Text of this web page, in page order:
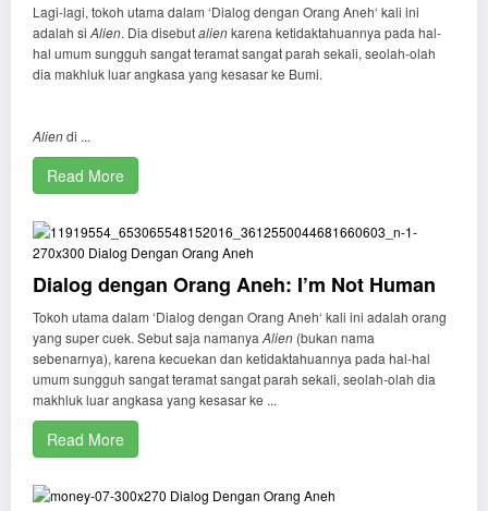
Lagi-lagi, tokoh utama dalam ‘Dialog dengan Orang Aneh‘ kali ini
adalah si Alien. Dia disebutalienkarena ketidaktahuannya pada hal-
hal umum sungguh sangat teramat sangat parah sekali, seolah-olah
dia makhluk luar angkasa yang kesasar ke Bumi.
Aliendi ...
Read More
Dialog dengan Orang Aneh: I’m Not Human
Tokoh utama dalam ‘Dialog dengan Orang Aneh‘ kali ini adalah orang
yang super cuek. Sebut saja namanya Alien (bukan nama
sebenarnya), karena kecuekan dan ketidaktahuannya pada hal-hal
umum sungguh sangat teramat sangat parah sekali, seolah-olah dia
makhluk luar angkasa yang kesasar ke ...
Read More